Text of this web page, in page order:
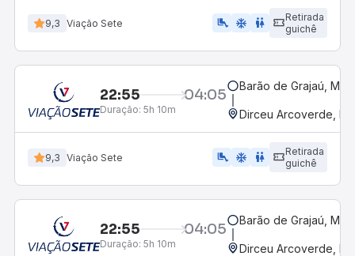
9,3 Viação Sete airline_seat_legroom_extra ac_unit WC
Retirada
guichê
22:55 04:05
Duração: 5h 10m
Barão de Grajaú, MA
Dirceu Arcoverde, PI
9,3 Viação Sete airline_seat_legroom_extra ac_unit wc
Retirada
guichê
22:55 04:05
Duração: 5h 10m
Barão de Grajaú, MA
Dirceu Arcoverde, PI